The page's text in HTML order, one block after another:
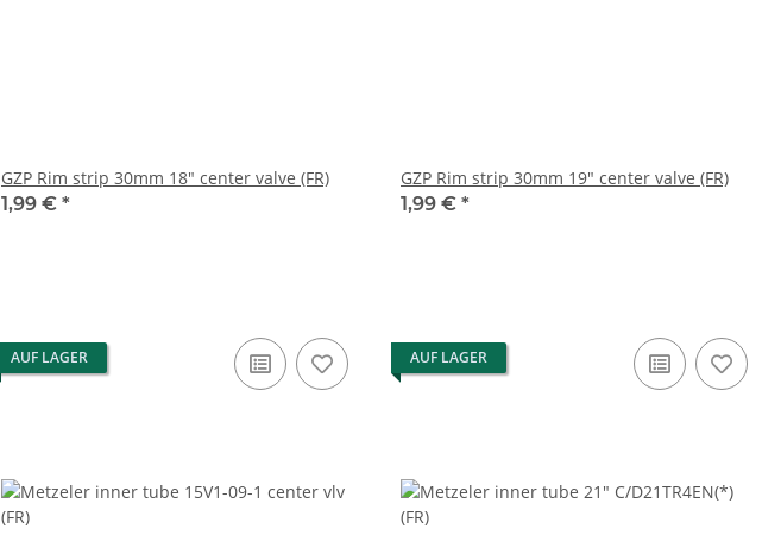
GZP Rim strip 30mm 18" center valve (FR)
1,99 € *
GZP Rim strip 30mm 19" center valve (FR)
1,99 € *
AUF LAGER AUF LAGER